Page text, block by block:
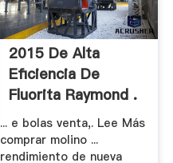
2015 De Alta
Eficiencia De
Fluorita Raymond .
... e bolas venta,. Lee Más
comprar molino ...
rendimiento de nueva